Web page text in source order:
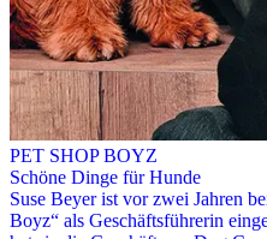
PET SHOP BOYZ
Schöne Dinge für Hunde
Suse Beyer ist vor zwei Jahren
Boyz“ als Geschäftsführerin